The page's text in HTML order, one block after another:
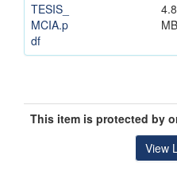
TESIS_
MCIA.p
df
MB
This item is protected by
View